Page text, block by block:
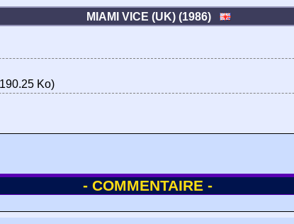
MIAMI VICE (UK) (1986)
Ko)
- COMMENTAIRE -